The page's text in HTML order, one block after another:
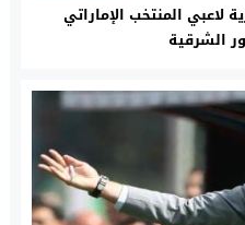
المنتخب الإماراتي
الشرقية